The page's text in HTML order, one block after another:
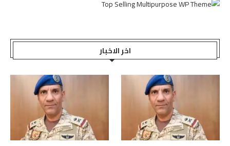
اخر الاخبار